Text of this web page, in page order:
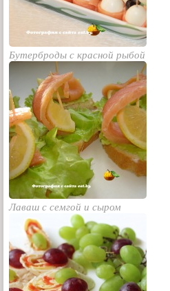
Бутерброды с красной рыбой
Лаваш с семгой и сыром